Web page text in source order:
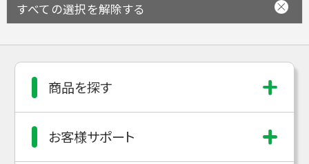
すべての選択を解除する
商品を探す
お客様サポート